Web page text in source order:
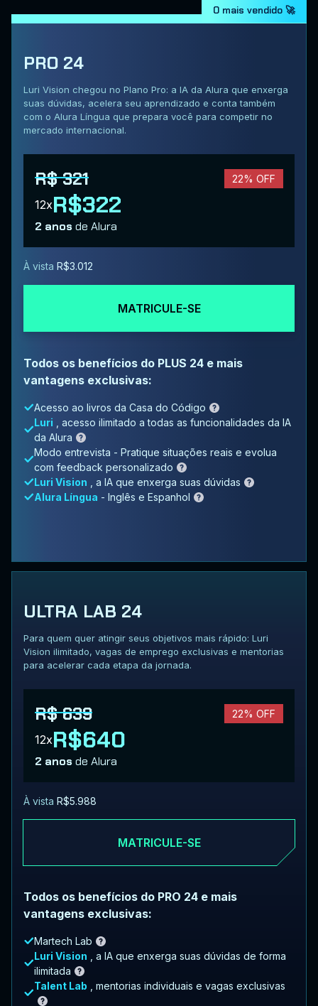
O mais vendido 🚀
PRO 24
Luri Vision chegou no Plano Pro: a IA da Alura que enxerga
suas dúvidas, acelera seu aprendizado e conta também
com o Alura Língua que prepara você para competir no
mercado internacional.
R$ 321 22% OFF
12xR$322
2 anosde Alura
À vista R$3.012
MATRICULE-SE
Todos os benefícios do PLUS 24 e mais
vantagens exclusivas:
Acesso ao livros da Casa do Código
Luri
, acesso ilimitado a todas as funcionalidades da IA
da Alura
Modo entrevista - Pratique situações reais e evolua
com feedback personalizado
Luri Vision
, a IA que enxerga suas dúvidas
Alura Língua - Inglês e Espanhol
ULTRA LAB 24
Para quem quer atingir seus objetivos mais rápido: Luri
Vision ilimitado, vagas de emprego exclusivas e mentorias
para acelerar cada etapa da jornada.
R$ 639 22% OFF
12xR$640
2 anosde Alura
À vista R$5.988
MATRICULE-SE
Todos os benefícios do PRO 24 e mais
vantagens exclusivas:
Martech Lab
Luri Vision
, a IA que enxerga suas dúvidas de forma
ilimitada
Talent Lab
, mentorias individuais e vagas exclusivas